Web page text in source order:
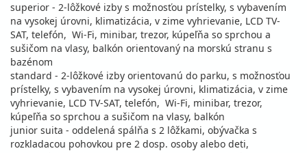
superior - 2-lôžkové izby s možnosťou prístelky, s vybavením
na vysokej úrovni, klimatizácia, v zime vyhrievanie, LCD TV-
SAT, telefón, Wi-Fi, minibar, trezor, kúpeľňa so sprchou a
sušičom na vlasy, balkón orientovaný na morskú stranu s
bazénom
standard - 2-lôžkové izby orientovanú do parku, s možnosťou
prístelky, s vybavením na vysokej úrovni, klimatizácia, v zime
vyhrievanie, LCD TV-SAT, telefón, Wi-Fi, minibar, trezor,
kúpeľňa so sprchou a sušičom na vlasy, balkón
junior suita - oddelená spálňa s 2 lôžkami, obývačka s
rozkladacou pohovkou pre 2 dosp. osoby alebo deti,